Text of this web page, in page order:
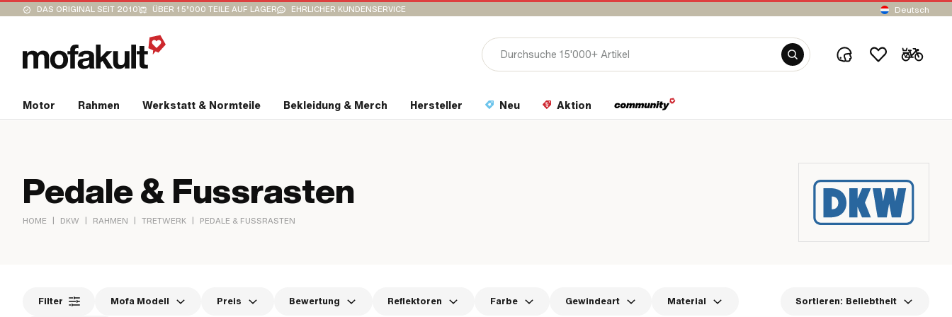
DAS ORIGINAL SEIT 2010 ÜBER 15’000 TEILE AUF LAGER EHRLICHER KUNDENSERVICE Deutsch
Motor Rahmen Werkstatt & Normteile Bekleidung & Merch Hersteller Neu Aktion
Pedale & Fussrasten
HOME | DKW | RAHMEN | TRETWERK | PEDALE & FUSSRASTEN
Filter Mofa Modell Preis Bewertung Reflektoren Farbe Gewindeart Material Sortieren: Beliebtheit